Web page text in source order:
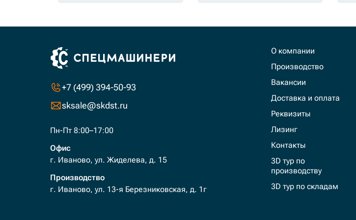
+7 (499) 394-50-93
sksale@skdst.ru
Пн-Пт 8:00–17:00
Офис
г. Иваново, ул. Жиделева, д. 15
Производство
г. Иваново, ул. 13-я Березниковская, д. 1г
О компании
Производство
Вакансии
Доставка и оплата
Реквизиты
Лизинг
Контакты
3D тур по
производству
3D тур по складам